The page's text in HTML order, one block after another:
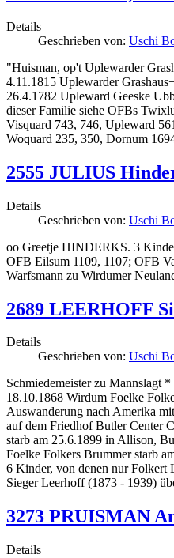
Details
Geschrieben von: Uschi
"Huisman, op't Uplewarder
4.11.1815 Uplewarder
26.4.1782 Upleward Geeske
dieser Familie siehe OFBs
Visquard 743, 746, Upleward
Woquard 235, 350, Dornum
2555 JULIUS
Details
Geschrieben von: Uschi
oo Greetje HINDERKS. 3
OFB Eilsum 1109, 1107; OFB
Warfsmann zu Wirdumer
2689 LEERHOFF
Details
Geschrieben von: Uschi
Schmiedemeister zu Mannslagt
18.10.1868 Wirdum Foelke
Auswanderung nach Amerika
auf dem Friedhof Butler Center
starb am 25.6.1899 in Allison,
Foelke Folkers Brummer starb
6 Kinder, von denen nur
Sieger Leerhoff (1873 - 1939)
3273 PRUISMAN
Details